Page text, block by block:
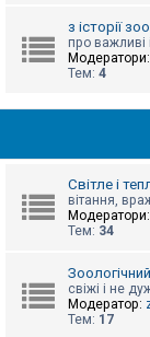
з історії
про важливі
Модератори:
Тем: 4
Світле і
вітання,
Модератори:
Тем: 34
свіжі і не
Модератор:
Тем: 17